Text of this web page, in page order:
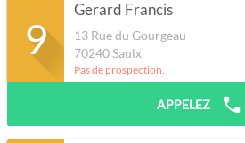
9
Gerard Francis
13 Rue du Gourgeau
70240Saulx
Pas de prospection.
APPELEZ